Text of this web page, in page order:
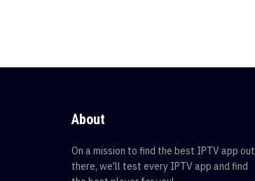
About
On a mission to find the best IPTV app out
there, we'll test every IPTV app and find